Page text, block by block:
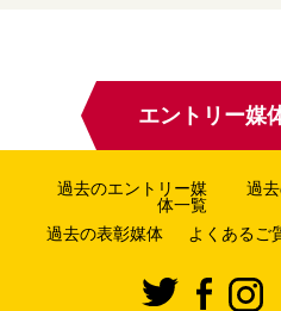
エントリー媒
過去のエントリー媒
体一覧
過
過去の表彰媒体 よくあるご